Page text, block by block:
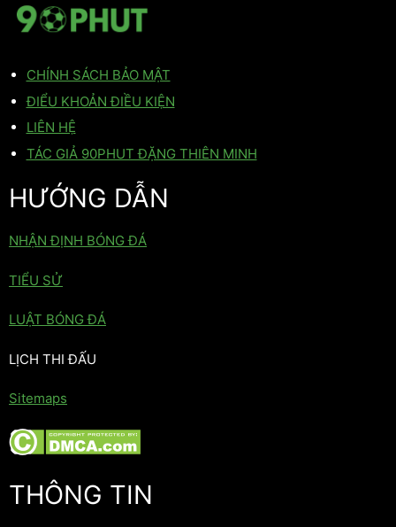
CHÍNH SÁCH BẢO MẬT
ĐIỂU KHOẢN ĐIỀU KIỆN
LIÊN HỆ
TÁC GIẢ 90PHUT ĐẶNG THIÊN MINH
HƯỚNG DẪN
NHẬN ĐỊNH BÓNG ĐÁ
TIỂU SỬ
LUẬT BÓNG ĐÁ
LỊCH THI ĐẤU
Sitemaps
THÔNG TIN